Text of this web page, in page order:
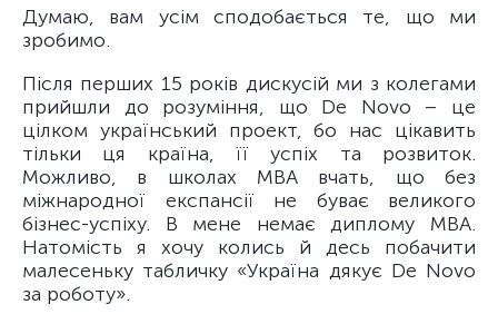
Думаю, вам усім сподобається те, що ми
зробимо.
Після перших 15 років дискусій ми з колегами
прийшли до розуміння, що De Novo – це
цілком український проект, бо нас цікавить
тільки ця країна, її успіх та розвиток.
Можливо, в школах МВА вчать, що без
міжнародної експансії не буває великого
бізнес-успіху. В мене немає диплому МВА.
Натомість я хочу колись й десь побачити
малесеньку табличку «Україна дякує De Novo
за роботу».